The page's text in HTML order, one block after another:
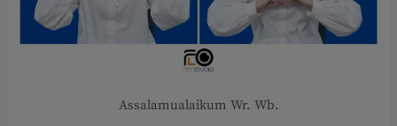
Assalamualaikum Wr. Wb.